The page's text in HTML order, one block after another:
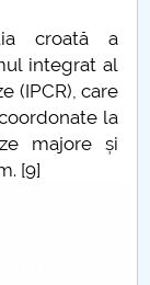
croată a
integrat al
(IPCR), care
la
majore și
[9]